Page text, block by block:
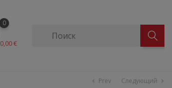
0
0,00 €
chevron_left Prev Следующий chevron_right